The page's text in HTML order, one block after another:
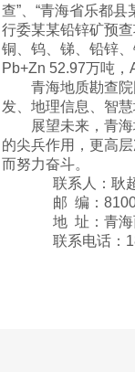
查”、“青海省乐都
行委某某铅锌矿预
铜、钨、锑、铅锌
Pb+Zn 52.97万吨，
青海地质勘查
发、地理信息、智
展望未来，青
的尖兵作用，更高
而努力奋斗。
联系人：耿
邮 编：
地 址：青海
联系电话：